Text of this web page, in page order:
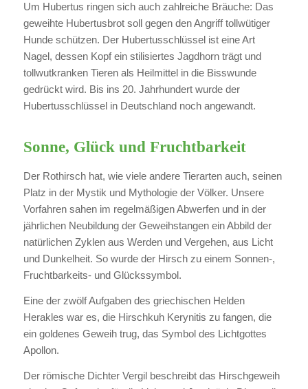
Um Hubertus ringen sich auch zahlreiche Bräuche: Das
geweihte Hubertusbrot soll gegen den Angriff tollwütiger
Hunde schützen. Der Hubertusschlüssel ist eine Art
Nagel, dessen Kopf ein stilisiertes Jagdhorn trägt und
tollwutkranken Tieren als Heilmittel in die Bisswunde
gedrückt wird. Bis ins 20. Jahrhundert wurde der
Hubertusschlüssel in Deutschland noch angewandt.
Sonne, Glück und Fruchtbarkeit
Der Rothirsch hat, wie viele andere Tierarten auch, seinen
Platz in der Mystik und Mythologie der Völker. Unsere
Vorfahren sahen im regelmäßigen Abwerfen und in der
jährlichen Neubildung der Geweihstangen ein Abbild der
natürlichen Zyklen aus Werden und Vergehen, aus Licht
und Dunkelheit. So wurde der Hirsch zu einem Sonnen-,
Fruchtbarkeits- und Glückssymbol.
Eine der zwölf Aufgaben des griechischen Helden
Herakles war es, die Hirschkuh Kerynitis zu fangen, die
ein goldenes Geweih trug, das Symbol des Lichtgottes
Apollon.
Der römische Dichter Vergil beschreibt das Hirschgeweih